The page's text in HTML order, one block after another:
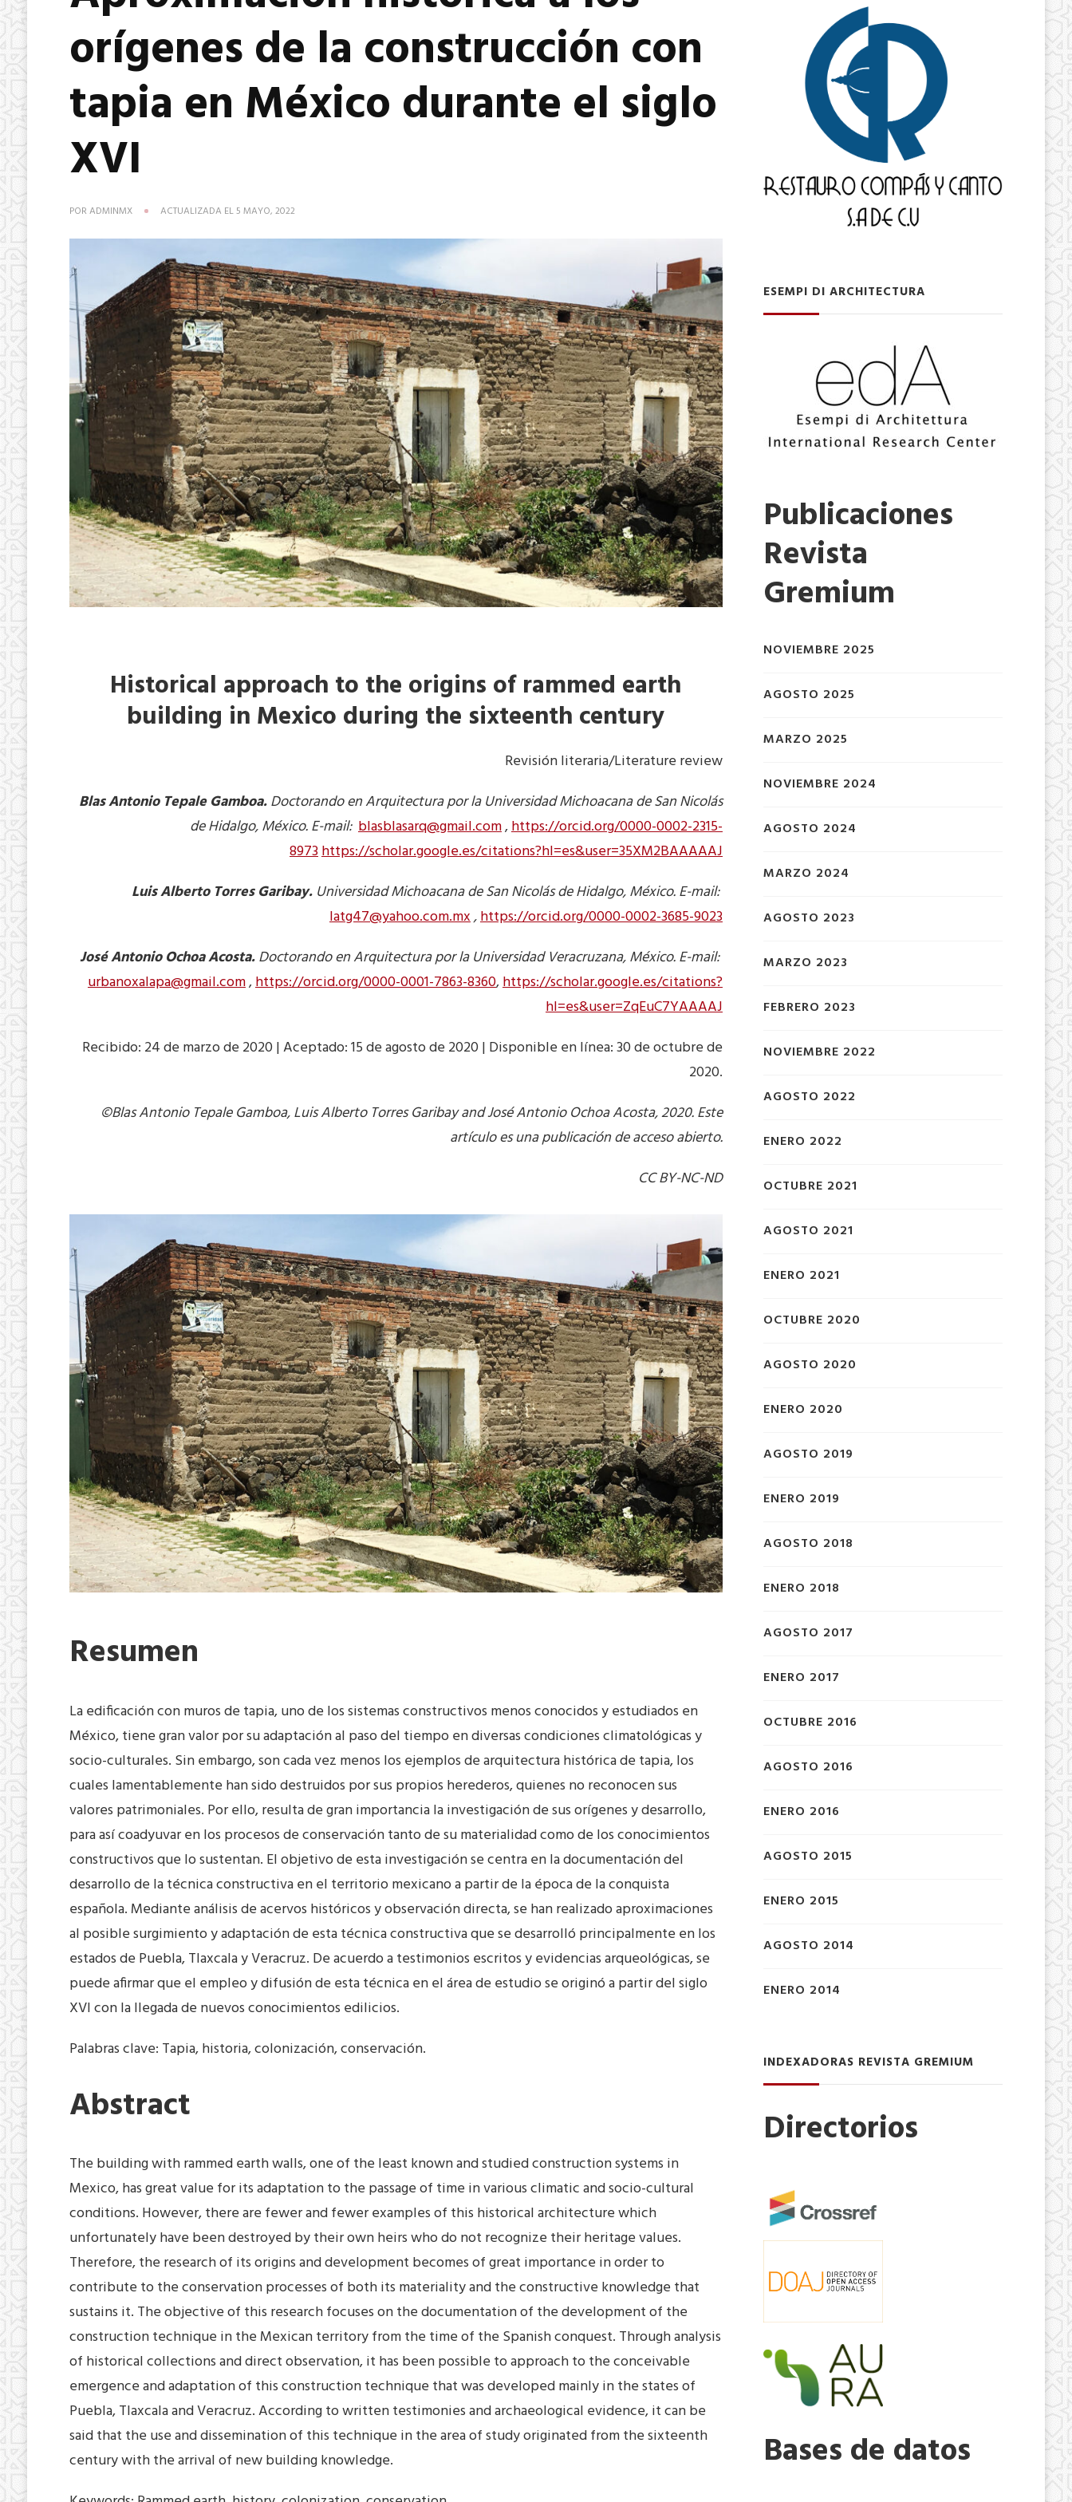
orígenes de la construcción con
tapia en México durante el siglo
XVI
POR ADMINMX ACTUALIZADA EL5 MAYO, 2022
Historical approach to the origins of rammed earth
building in Mexico during the sixteenth century
Revisión literaria/Literature review
Blas Antonio Tepale Gamboa.Doctorando en Arquitectura por la Universidad Michoacana de San Nicolás
de Hidalgo, México. E-mail: blasblasarq@gmail.com,https://orcid.org/0000-0002-2315-
8973https://scholar.google.es/citations?hl=es&user=35XM2BAAAAAJ
Luis Alberto Torres Garibay.Universidad Michoacana de San Nicolás de Hidalgo, México. E-mail:
latg47@yahoo.com.mx,https://orcid.org/0000-0002-3685-9023
José Antonio Ochoa Acosta.Doctorando en Arquitectura por la Universidad Veracruzana, México. E-mail:
urbanoxalapa@gmail.com,https://orcid.org/0000-0001-7863-8360,https://scholar.google.es/citations?
hl=es&user=ZqEuC7YAAAAJ
Recibido: 24 de marzo de 2020 | Aceptado: 15 de agosto de 2020 | Disponible en línea: 30 de octubre de
2020.
©Blas Antonio Tepale Gamboa, Luis Alberto Torres Garibay and José Antonio Ochoa Acosta, 2020. Este
artículo es una publicación de acceso abierto.
CC BY-NC-ND
Resumen
La edificación con muros de tapia, uno de los sistemas constructivos menos conocidos y estudiados en
México, tiene gran valor por su adaptación al paso del tiempo en diversas condiciones climatológicas y
socio-culturales. Sin embargo, son cada vez menos los ejemplos de arquitectura histórica de tapia, los
cuales lamentablemente han sido destruidos por sus propios herederos, quienes no reconocen sus
valores patrimoniales. Por ello, resulta de gran importancia la investigación de sus orígenes y desarrollo,
para así coadyuvar en los procesos de conservación tanto de su materialidad como de los conocimientos
constructivos que lo sustentan. El objetivo de esta investigación se centra en la documentación del
desarrollo de la técnica constructiva en el territorio mexicano a partir de la época de la conquista
española. Mediante análisis de acervos históricos y observación directa, se han realizado aproximaciones
al posible surgimiento y adaptación de esta técnica constructiva que se desarrolló principalmente en los
estados de Puebla, Tlaxcala y Veracruz. De acuerdo a testimonios escritos y evidencias arqueológicas, se
puede afirmar que el empleo y difusión de esta técnica en el área de estudio se originó a partir del siglo
XVI con la llegada de nuevos conocimientos edilicios.
Palabras clave: Tapia, historia, colonización, conservación.
Abstract
The building with rammed earth walls, one of the least known and studied construction systems in
Mexico, has great value for its adaptation to the passage of time in various climatic and socio-cultural
conditions. However, there are fewer and fewer examples of this historical architecture which
unfortunately have been destroyed by their own heirs who do not recognize their heritage values.
Therefore, the research of its origins and development becomes of great importance in order to
contribute to the conservation processes of both its materiality and the constructive knowledge that
sustains it. The objective of this research focuses on the documentation of the development of the
construction technique in the Mexican territory from the time of the Spanish conquest. Through analysis
of historical collections and direct observation, it has been possible to approach to the conceivable
emergence and adaptation of this construction technique that was developed mainly in the states of
Puebla, Tlaxcala and Veracruz. According to written testimonies and archaeological evidence, it can be
said that the use and dissemination of this technique in the area of study originated from the sixteenth
century with the arrival of new building knowledge.
ESEMPI DI ARCHITECTURA
Publicaciones
Revista
Gremium
NOVIEMBRE 2025
AGOSTO 2025
MARZO 2025
NOVIEMBRE 2024
AGOSTO 2024
MARZO 2024
AGOSTO 2023
MARZO 2023
FEBRERO 2023
NOVIEMBRE 2022
AGOSTO 2022
ENERO 2022
OCTUBRE 2021
AGOSTO 2021
ENERO 2021
OCTUBRE 2020
AGOSTO 2020
ENERO 2020
AGOSTO 2019
ENERO 2019
AGOSTO 2018
ENERO 2018
AGOSTO 2017
ENERO 2017
OCTUBRE 2016
AGOSTO 2016
ENERO 2016
AGOSTO 2015
ENERO 2015
AGOSTO 2014
ENERO 2014
INDEXADORAS REVISTA GREMIUM
Directorios
Bases de datos